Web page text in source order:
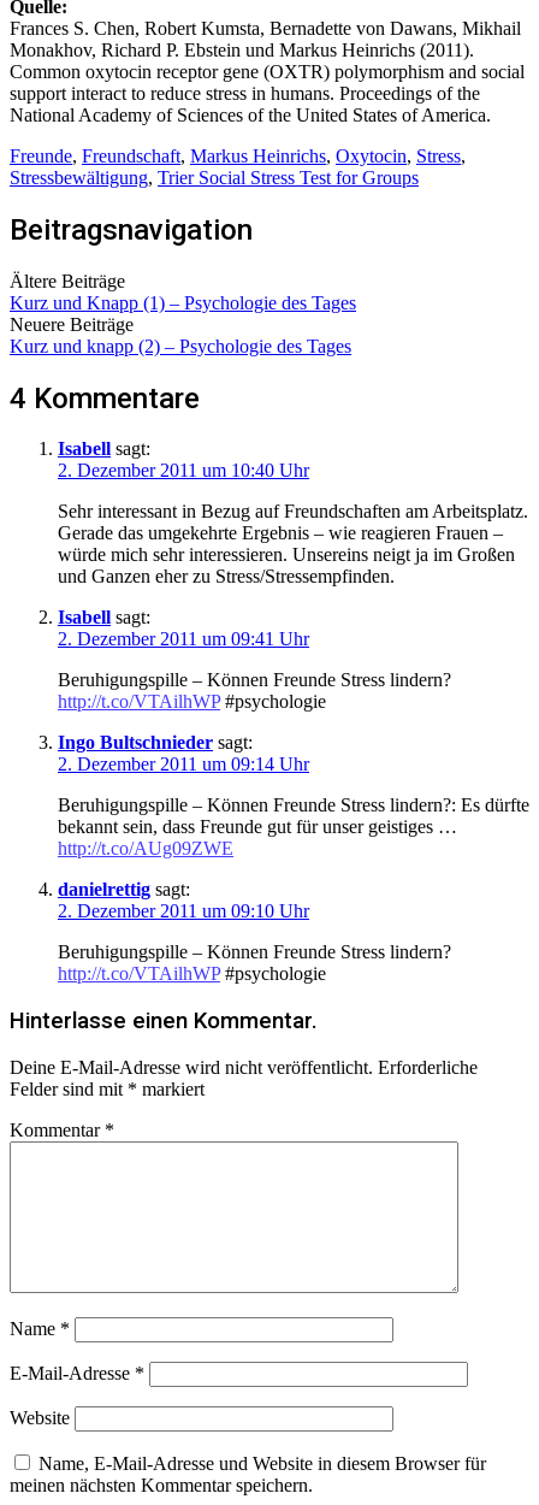
Quelle:
Frances S. Chen, Robert Kumsta, Bernadette von Dawans, Mikhail
Monakhov, Richard P. Ebstein und Markus Heinrichs (2011).
Common oxytocin receptor gene (OXTR) polymorphism and social
support interact to reduce stress in humans. Proceedings of the
National Academy of Sciences of the United States of America.
Freunde, Freundschaft, Markus Heinrichs, Oxytocin, Stress,
Stressbewältigung, Trier Social Stress Test for Groups
Beitragsnavigation
Ältere Beiträge
Kurz und Knapp (1) – Psychologie des Tages
Neuere Beiträge
Kurz und knapp (2) – Psychologie des Tages
4 Kommentare
Isabell sagt:
2. Dezember 2011 um 10:40 Uhr
Sehr interessant in Bezug auf Freundschaften am Arbeitsplatz.
Gerade das umgekehrte Ergebnis – wie reagieren Frauen –
würde mich sehr interessieren. Unsereins neigt ja im Großen
und Ganzen eher zu Stress/Stressempfinden.
Isabell sagt:
2. Dezember 2011 um 09:41 Uhr
Beruhigungspille – Können Freunde Stress lindern?
http://t.co/VTAilhWP#psychologie
Ingo Bultschnieder sagt:
2. Dezember 2011 um 09:14 Uhr
Beruhigungspille – Können Freunde Stress lindern?: Es dürfte
bekannt sein, dass Freunde gut für unser geistiges …
http://t.co/AUg09ZWE
danielrettig sagt:
2. Dezember 2011 um 09:10 Uhr
Beruhigungspille – Können Freunde Stress lindern?
http://t.co/VTAilhWP#psychologie
Hinterlasse einen Kommentar.
Deine E-Mail-Adresse wird nicht veröffentlicht. Erforderliche
Felder sind mit * markiert
Kommentar *
Name *
E-Mail-Adresse *
Website
Name, E-Mail-Adresse und Website in diesem Browser für
meinen nächsten Kommentar speichern.